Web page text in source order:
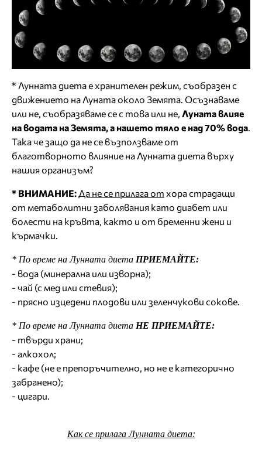
* Лунната диета е хранителен режим, съобразен с
движението на Луната около Земята. Осъзнаваме
или не, съобразяваме се с това или не, Луната влияе
на водата на Земята, а нашето тяло е над 70% вода.
Така че защо да не се възползваме от
благотворното влияние на Лунната диета върху
нашия организъм?
* ВНИМАНИЕ:Да не се прилага от хора страдащи
от метаболитни заболявания като диабет или
болести на кръвта, както и от бременни жени и
кърмачки.
* По време на Лунната диета ПРИЕМАЙТЕ:
- вода (минерална или изворна);
- чай (с мед или стевия);
- прясно изцедени плодови или зеленчукови сокове.
* По време на Лунната диета НЕ ПРИЕМАЙТЕ:
- твърди храни;
- алкохол;
- кафе (не е препоръчително, но не е категорично
забранено);
- цигари.
Как се прилага Лунната диета: